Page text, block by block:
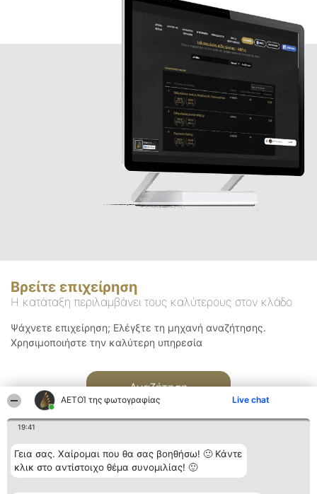
ΑΕΤΟΊ της φωτογραφίας Live chat
19:41
Γεια σας. Χαίρομαι που θα σας βοηθήσω! 🙂 Κάντε
κλικ στο αντίστοιχο θέμα συνομιλίας! 🙂
Βρείτε επιχείρηση
Η κατάταξη περιλαμβάνει τους καλύτερους στον κλάδο
Ψάχνετε επιχείρηση; Ελέγξτε τη μηχανή αναζήτησης.
Χρησιμοποιήστε την καλύτερη υπηρεσία
Αναζήτηση
Διοργανωτής της Κατάταξη Επικοινωνία